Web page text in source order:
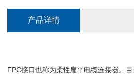
产品详情
FPC接口也称为柔性扁平电缆连接器。